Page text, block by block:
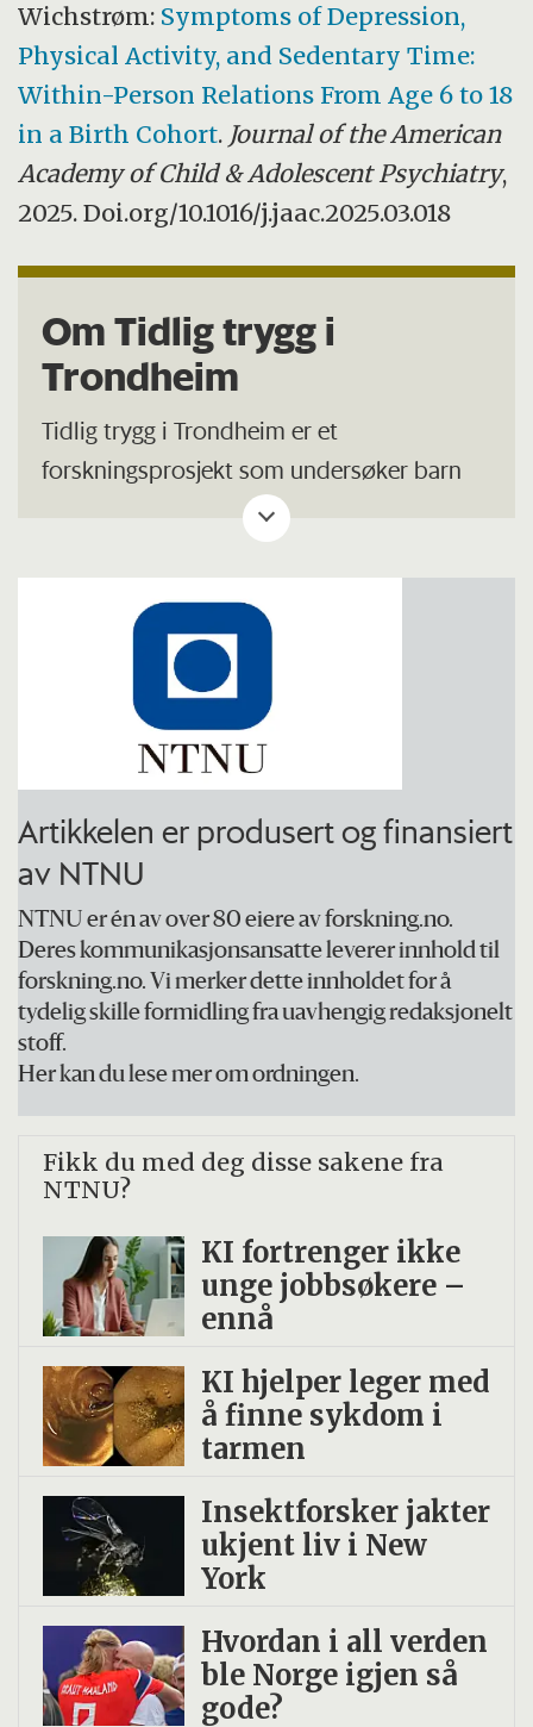
Wichstrøm: Symptoms of Depression,
Physical Activity, and Sedentary Time:
Within-Person Relations From Age 6 to 18
in a Birth Cohort. Journal of the American
Academy of Child & Adolescent Psychiatry,
2025. Doi.org/10.1016/j.jaac.2025.03.018
Om Tidlig trygg i
Trondheim
Tidlig trygg i Trondheim er et
forskningsprosjekt som undersøker barn
og unges psykologiske og sosiale utvikling.
Målet med studien er å kunne svare på
spørsmål som:
Hva er det som gjør at noen får psykiske
problemer?
Hvordan kan vi forklare at noen klarer
seg godt på skolen, som student og i
jobb, mens andre faller utenfor?
Hvordan påvirker bruk av sosiale
medier livet til barn, ungdom og unge
voksne og har det noe å si hvor mye de
gamer?
mobbing, de som er ensomme eller har
Hvilken rolle spiller venner og foreldre
Hva kan forklare at noen er fysisk aktive
og har gode søvnvaner, mens andre er
Kilde:Tidlig trygg i Trondheim
Artikkelen er produsert og finansiert
av NTNU
NTNU er én av over 80 eiere av forskning.no.
Deres kommunikasjonsansatte leverer innhold til
forskning.no. Vi merker dette innholdet for å
tydelig skille formidling fra uavhengig redaksjonelt
stoff.
Her kan du lese mer om ordningen.
Fikk du med deg disse sakene fra
NTNU?
KI fortrenger ikke
unge jobbsøkere –
ennå
KI hjelper leger med
å finne sykdom i
tarmen
Insekt­forsker jakter
ukjent liv i New
York
Hvordan i all verden
ble Norge igjen så
gode?